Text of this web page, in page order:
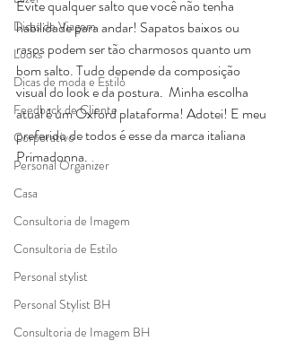
Dicas de Viagem
Looks
Dicas de moda e Estilo
Feedback de Cliente
Corporativo
Personal Organizer
Casa
Consultoria de Imagem
Consultoria de Estilo
Personal stylist
Personal Stylist BH
Consultoria de Imagem BH
Evite qualquer salto que você não tenha
habilidade para andar! Sapatos baixos ou
rasos podem ser tão charmosos quanto um
bom salto. Tudo depende da composição
visual do look e da postura.  Minha escolha
atual é um Oxford plataforma! Adotei! E meu
preferido de todos é esse da marca italiana
Primadonna.